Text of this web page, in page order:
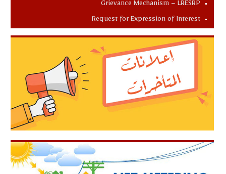
Grievance Mechanism – LRESRP
Request for Expression of Interest